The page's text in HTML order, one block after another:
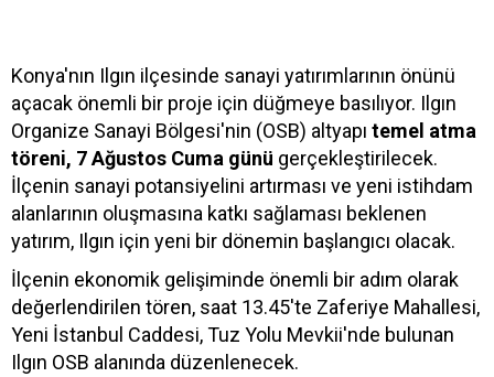
Konya'nın Ilgın ilçesinde sanayi yatırımlarının önünü
açacak önemli bir proje için düğmeye basılıyor. Ilgın
Organize Sanayi Bölgesi'nin (OSB) altyapı temel atma
töreni, 7 Ağustos Cuma günü gerçekleştirilecek.
İlçenin sanayi potansiyelini artırması ve yeni istihdam
alanlarının oluşmasına katkı sağlaması beklenen
yatırım, Ilgın için yeni bir dönemin başlangıcı olacak.
İlçenin ekonomik gelişiminde önemli bir adım olarak
değerlendirilen tören, saat 13.45'te Zaferiye Mahallesi,
Yeni İstanbul Caddesi, Tuz Yolu Mevkii'nde bulunan
Ilgın OSB alanında düzenlenecek.